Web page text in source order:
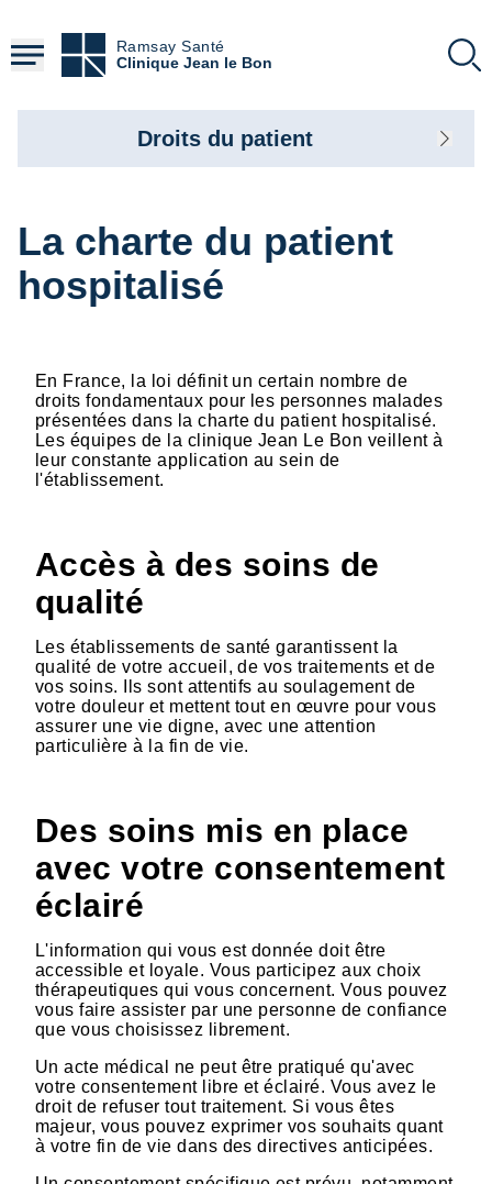
contenu
principal
Ramsay Santé
Clinique Jean le Bon
La charte du patient
hospitalisé
En France, la loi définit un certain nombre de
droits fondamentaux pour les personnes malades
présentées dans la charte du patient hospitalisé.
Les équipes de la clinique Jean Le Bon veillent à
leur constante application au sein de
l'établissement.
Accès à des soins de
qualité
Les établissements de santé garantissent la
qualité de votre accueil, de vos traitements et de
vos soins. Ils sont attentifs au soulagement de
votre douleur et mettent tout en œuvre pour vous
assurer une vie digne, avec une attention
particulière à la fin de vie.
Des soins mis en place
avec votre consentement
éclairé
L'information qui vous est donnée doit être
accessible et loyale. Vous participez aux choix
thérapeutiques qui vous concernent. Vous pouvez
vous faire assister par une personne de confiance
que vous choisissez librement.
Un acte médical ne peut être pratiqué qu'avec
votre consentement libre et éclairé. Vous avez le
droit de refuser tout traitement. Si vous êtes
majeur, vous pouvez exprimer vos souhaits quant
à votre fin de vie dans des directives anticipées.
Droits du patient